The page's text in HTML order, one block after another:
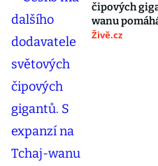
čipových
wanu
Živě.cz